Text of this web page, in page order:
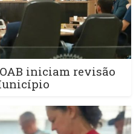
iniciam revisão